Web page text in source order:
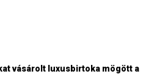
vásárolt luxusbirtoka mögött a